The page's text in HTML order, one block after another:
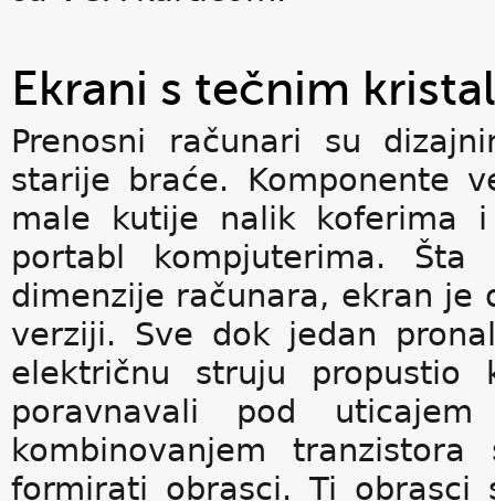
Ekrani s tečnim
Prenosni računari su
starije braće. Komponente
male kutije nalik koferima
portabl kompjuterima.
dimenzije računara, ekran je
verziji. Sve dok jedan
električnu struju propustio
poravnavali pod
kombinovanjem
formirati obrasci. Ti